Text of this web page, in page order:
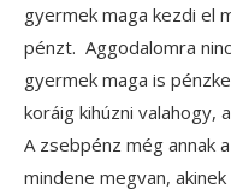
gyermek maga kezdi el
pénzt. Aggodalomra
gyermek maga is
koráig kihúzni valahogy,
A zsebpénz még annak
mindene megvan,